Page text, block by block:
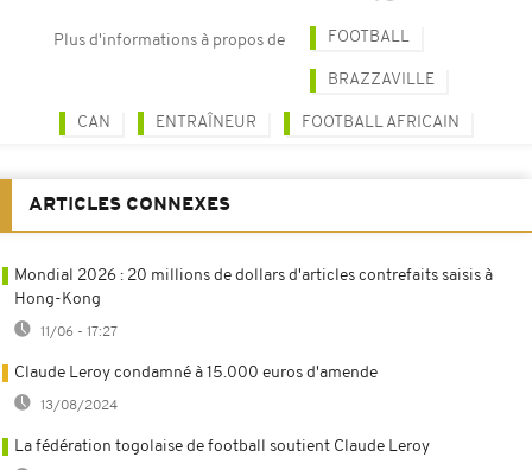
Plus d'informations à propos de FOOTBALL
BRAZZAVILLE
CAN ENTRAÎNEUR FOOTBALL AFRICAIN
ARTICLES CONNEXES
Mondial 2026 : 20 millions de dollars d'articles contrefaits saisis à
Hong-Kong
11/06 - 17:27
Claude Leroy condamné à 15.000 euros d'amende
13/08/2024
La fédération togolaise de football soutient Claude Leroy